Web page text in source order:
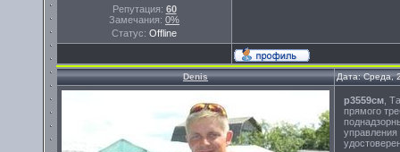
Репутация: 60
Замечания: 0%
Статус: Offline
Denis Дата: Среда,
р3559см ,
прямого